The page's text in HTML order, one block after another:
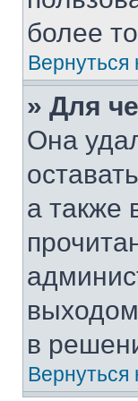
более
Вернуться
» Для
Она
а также
в
Вернуться